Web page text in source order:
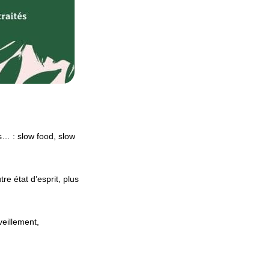
: slow food, slow
état d’esprit, plus